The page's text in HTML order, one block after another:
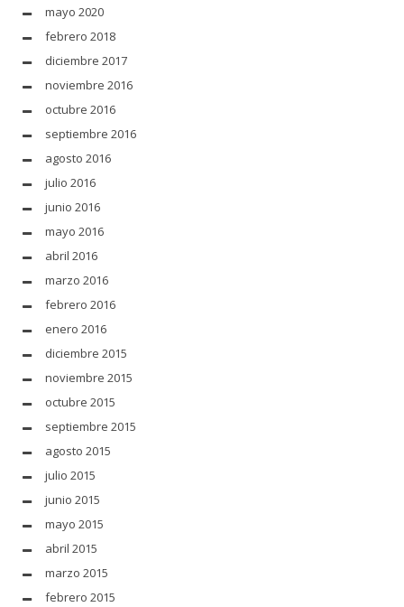
mayo 2020
febrero 2018
diciembre 2017
noviembre 2016
octubre 2016
septiembre 2016
agosto 2016
julio 2016
junio 2016
mayo 2016
abril 2016
marzo 2016
febrero 2016
enero 2016
diciembre 2015
noviembre 2015
octubre 2015
septiembre 2015
agosto 2015
julio 2015
junio 2015
mayo 2015
abril 2015
marzo 2015
febrero 2015